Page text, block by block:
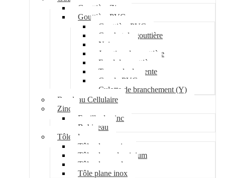
Gouttière Zinc
Gouttière PVC
Gouttière PVC
Crochet de gouttière
Naissance
Jonction de gouttière
Fond de gouttière
Tuyau de descente
Coude PVC
Culotte de branchement (Y)
Bandeau Cellulaire
Zinc
Feuille de zinc
Bobineau
Tôle plane
Tôle plane acier
Tôle plane aluminium
Tôle plane galva
Tôle plane inox